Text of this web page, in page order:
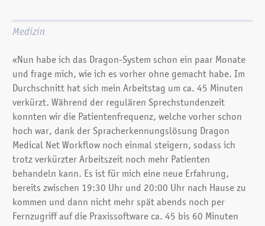
Medizin
«Nun habe ich das Dragon-System schon ein paar Monate
und frage mich, wie ich es vorher ohne gemacht habe. Im
Durchschnitt hat sich mein Arbeitstag um ca. 45 Minuten
verkürzt. Während der regulären Sprech­stundenzeit
konnten wir die Patientenfrequenz, welche vorher schon
hoch war, dank der Spracherkennungs­lösung Dragon
Medical Net Workflow noch einmal steigern, sodass ich
trotz verkürzter Arbeitszeit noch mehr Patienten
behandeln kann. Es ist für mich eine neue Erfahrung,
bereits zwischen 19:30 Uhr und 20:00 Uhr nach Hause zu
kommen und dann nicht mehr spät abends noch per
Fernzugriff auf die Praxissoftware ca. 45 bis 60 Minuten